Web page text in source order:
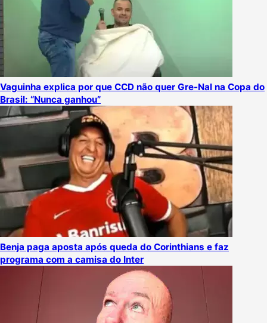
Vaguinha explica por que CCD não quer Gre-Nal na Copa do
Brasil: “Nunca ganhou”
Benja paga aposta após queda do Corinthians e faz
programa com a camisa do Inter